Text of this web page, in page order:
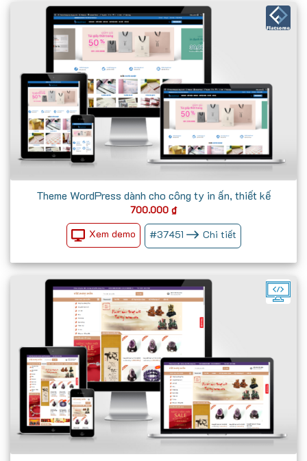
Theme WordPress dành cho công ty in ấn, thiết kế
700.000 ₫
Xem demo #37451 Chi tiết